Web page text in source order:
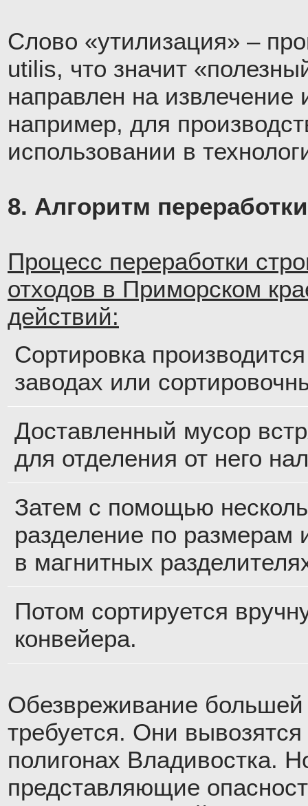
Слово «утилизация» –
utilis, что значит
направлен на извлечение
например, для
использовании в
8. Алгоритм
Процесс переработки
отходов в Приморском
действий:
Сортировка
заводах или
Доставленный мусор
для отделения от него
Затем с помощью
разделение по размерам
в магнитных
Потом сортируется
конвейера.
Обезвреживание большей
требуется. Они
полигонах Владивостка.
представляющие